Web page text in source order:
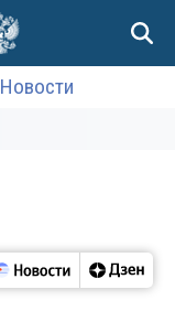
Новости